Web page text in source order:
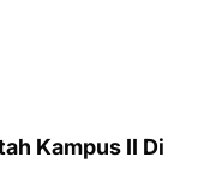
dan menyiapkan
Kampus II Di